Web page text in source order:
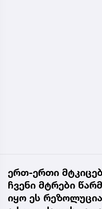
ერთ-ერთი
ჩვენი მტრები
იყო ეს